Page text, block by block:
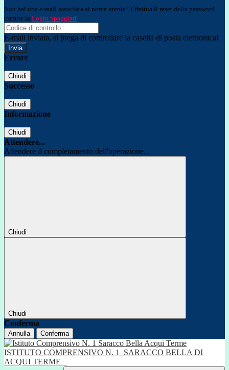
Non hai una e-mail associata al nome utente? Effettua il reset della password
tramite la Login Spaggiari
E-mail inviata, si prega di controllare la casella di posta elettronica!
Errore
Chiudi
Successo
Chiudi
Informazione
Chiudi
Attendere...
Attendere il completamento dell'operazione...
Chiudi
Chiudi
Conferma
Annulla Conferma
ISTITUTO COMPRENSIVO N. 1
SARACCO BELLA DI
ACQUI TERME